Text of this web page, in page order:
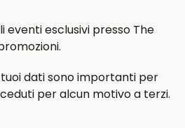
eventi esclusivi presso The
dati sono importanti per
per alcun motivo a terzi.